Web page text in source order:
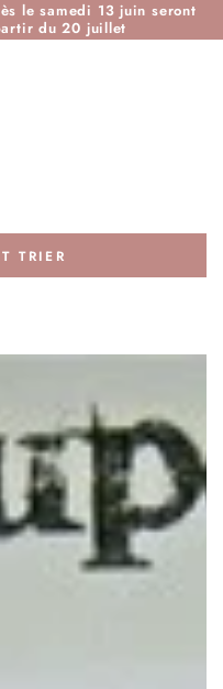
le samedi 13 juin seront
du 20 juillet
TRIER